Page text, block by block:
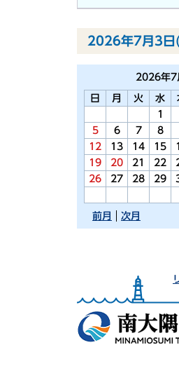
2026年7月3日
2026年7
日 月 火 水
1
5
6 7 8
12
13 14 15
19
20 21 22
26
27 28 29
前月 次月